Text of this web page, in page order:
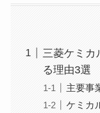
三菱ケミカ
る理由3選
主要事
ケミカ